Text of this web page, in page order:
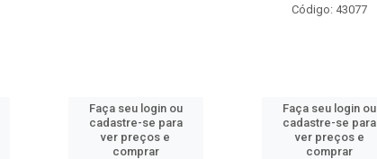
Faça seu login ou
cadastre-se para
ver preços e
comprar
Código: 43077
Faça seu login ou
cadastre-se para
ver preços e
comprar